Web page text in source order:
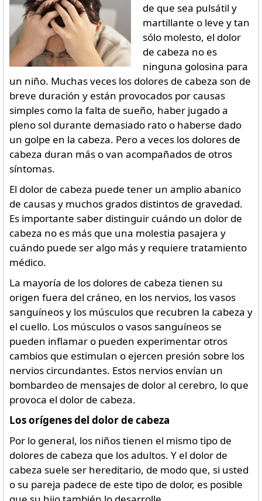
de que sea pulsátil y
martillante o leve y tan
sólo molesto, el dolor
de cabeza no es
ninguna golosina para
un niño. Muchas veces los dolores de cabeza son de
breve duración y están provocados por causas
simples como la falta de sueño, haber jugado a
pleno sol durante demasiado rato o haberse dado
un golpe en la cabeza. Pero a veces los dolores de
cabeza duran más o van acompañados de otros
síntomas.
El dolor de cabeza puede tener un amplio abanico
de causas y muchos grados distintos de gravedad.
Es importante saber distinguir cuándo un dolor de
cabeza no es más que una molestia pasajera y
cuándo puede ser algo más y requiere tratamiento
médico.
La mayoría de los dolores de cabeza tienen su
origen fuera del cráneo, en los nervios, los vasos
sanguíneos y los músculos que recubren la cabeza y
el cuello. Los músculos o vasos sanguíneos se
pueden inflamar o pueden experimentar otros
cambios que estimulan o ejercen presión sobre los
nervios circundantes. Estos nervios envían un
bombardeo de mensajes de dolor al cerebro, lo que
provoca el dolor de cabeza.
Los orígenes del dolor de cabeza
Por lo general, los niños tienen el mismo tipo de
dolores de cabeza que los adultos. Y el dolor de
cabeza suele ser hereditario, de modo que, si usted
o su pareja padece de este tipo de dolor, es posible